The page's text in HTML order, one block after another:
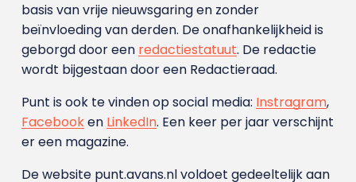
basis van vrije nieuwsgaring en zonder
beïnvloeding van derden. De onafhankelijkheid is
geborgd door een redactiestatuut. De redactie
wordt bijgestaan door een Redactieraad.
Punt is ook te vinden op social media: Instragram,
Facebooken LinkedIn. Een keer per jaar verschijnt
er een magazine.
De website punt.avans.nl voldoet gedeeltelijk aan